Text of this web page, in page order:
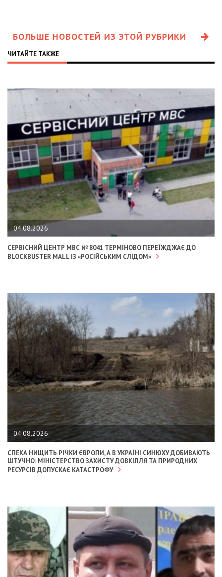
БОЛЬШЕ НОВОСТЕЙ ИЗ ЭТОЙ РУБРИКИ
ЧИТАЙТЕ ТАКЖЕ
04.08.2026
СЕРВІСНИЙ ЦЕНТР МВС № 8041 ТЕРМІНОВО ПЕРЕЇЖДЖАЄ ДО
BLOCKBUSTER MALL ІЗ «РОСІЙСЬКИМ СЛІДОМ»
04.08.2026
СПЕКА НИЩИТЬ РІЧКИ ЄВРОПИ, А В УКРАЇНІ СИНЮХУ ДОБИВАЮТЬ
ШТУЧНО: МІНІСТЕРСТВО ЗАХИСТУ ДОВКІЛЛЯ ТА ПРИРОДНИХ
РЕСУРСІВ ДОПУСКАЄ КАТАСТРОФУ